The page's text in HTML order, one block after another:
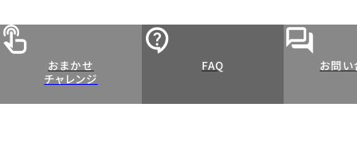
おまかせ
チャレンジ
FAQ お問